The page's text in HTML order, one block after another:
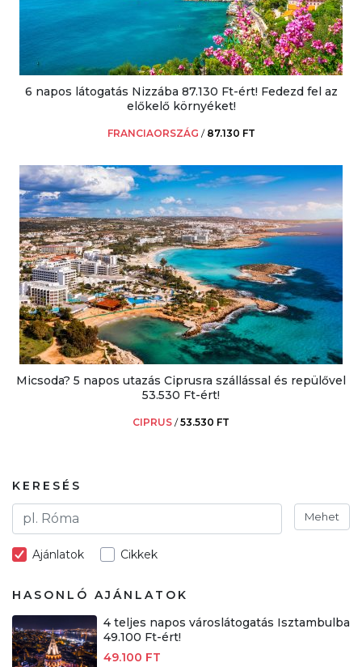
6 napos látogatás Nizzába 87.130 Ft-ért! Fedezd fel az
előkelő környéket!
FRANCIAORSZÁG / 87.130 FT
Micsoda? 5 napos utazás Ciprusra szállással és repülővel
53.530 Ft-ért!
CIPRUS /53.530 FT
KERESÉS
Mehet
Ajánlatok Cikkek
HASONLÓ AJÁNLATOK
4 teljes napos városlátogatás Isztambulba
49.100 Ft-ért!
49.100 FT